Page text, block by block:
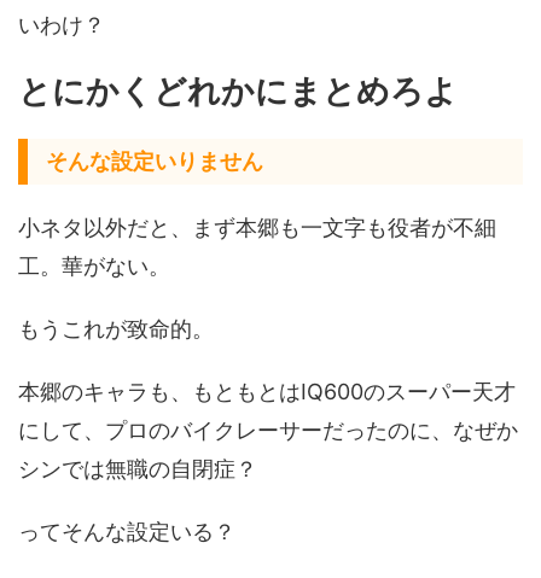
いわけ？
とにかくどれかにまとめろよ
そんな設定いりません
小ネタ以外だと、まず本郷も一文字も役者が不細
工。華がない。
もうこれが致命的。
本郷のキャラも、もともとはIQ600のスーパー天才
にして、プロのバイクレーサーだったのに、なぜか
シンでは無職の自閉症？
ってそんな設定いる？